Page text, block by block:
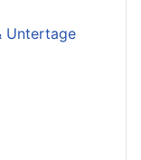
Untertage